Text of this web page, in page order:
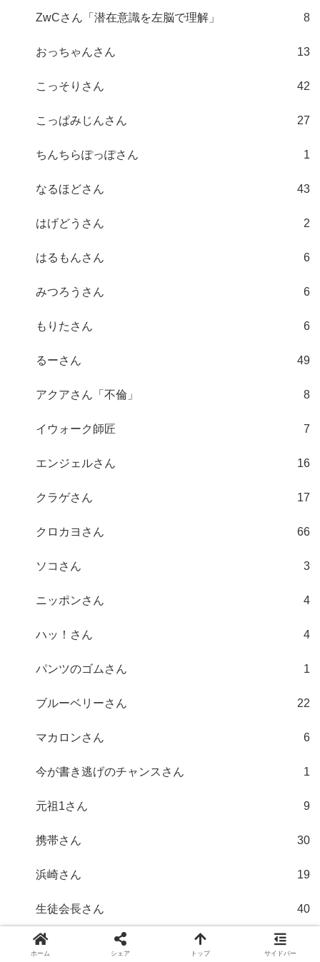
ZwCさん「潜在意識を左脳で理解」 8
おっちゃんさん 13
こっそりさん 42
こっぱみじんさん 27
ちんちらぽっぽさん 1
なるほどさん 43
はげどうさん 2
はるもんさん 6
みつろうさん 6
もりたさん 6
るーさん 49
アクアさん「不倫」 8
イウォーク師匠 7
エンジェルさん 16
クラゲさん 17
クロカヨさん 66
ソコさん 3
ニッポンさん 4
ハッ！さん 4
パンツのゴムさん 1
ブルーベリーさん 22
マカロンさん 6
今が書き逃げのチャンスさん 1
元祖1さん 9
携帯さん 30
浜崎さん 19
生徒会長さん 40
画家さん
ホーム シェア トップ サイドバー